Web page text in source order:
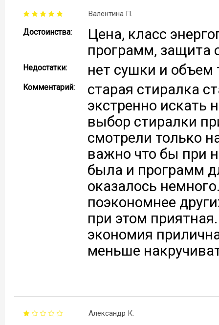
Валентина П.
Достоинства:
Цена, класс
программ, защита
Недостатки: нет сушки и объем
Комментарий:
старая стиралка
экстренно искать
выбор стиралки
смотрели только
важно что бы при
была и программ
оказалось
поэкономнее
при этом
экономия
меньше
Александр К.